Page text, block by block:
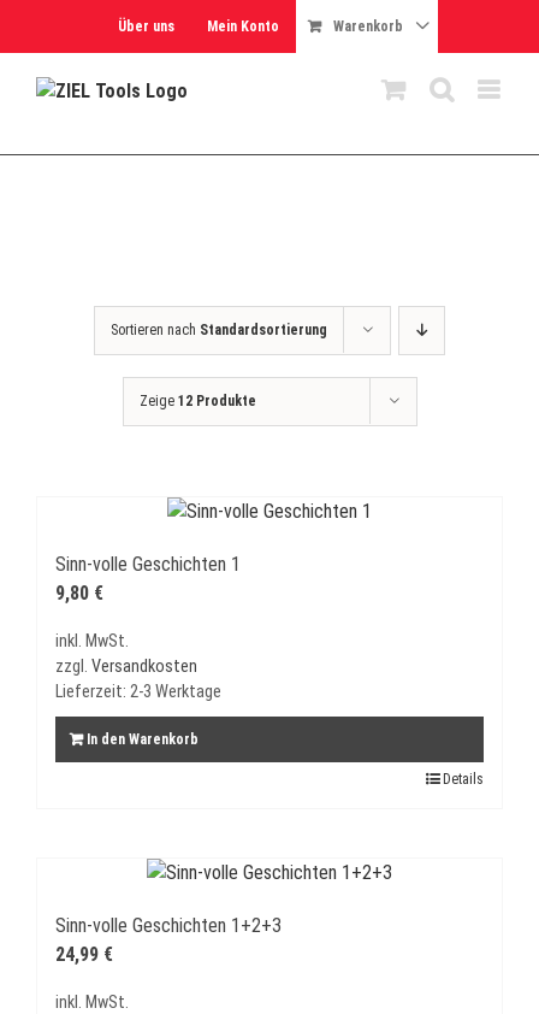
Über uns Mein Konto Warenkorb
Sortieren nach Standardsortierung
Zeige 12 Produkte
Sinn-volle Geschichten 1
9,80 €
inkl. MwSt.
zzgl. Versandkosten
Lieferzeit: 2-3 Werktage
In den Warenkorb
Details
Sinn-volle Geschichten 1+2+3
24,99 €
inkl. MwSt.